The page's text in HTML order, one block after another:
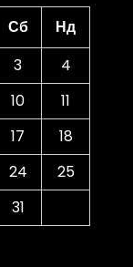
Сб
Нд
3
4
10
11
17
18
24
25
31